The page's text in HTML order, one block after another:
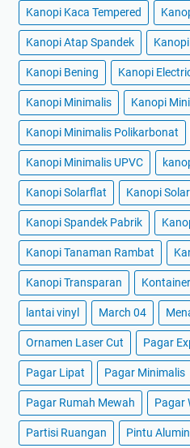
Kanopi Kaca Tempered
Kanopi Atap Spandek
Kanopi Bening Kanopi
Kanopi Minimalis Kanopi
Kanopi Minimalis Polikarbonat
Kanopi Minimalis UPVC
Kanopi Solarflat Kanopi
Kanopi Spandek Pabrik
Kanopi Tanaman Rambat
Kanopi Transparan Kontainer
lantai vinyl March 04
Ornamen Laser Cut Pagar
Pagar Lipat Pagar Minimalis
Pagar Rumah Mewah Pagar
Partisi Ruangan Pintu